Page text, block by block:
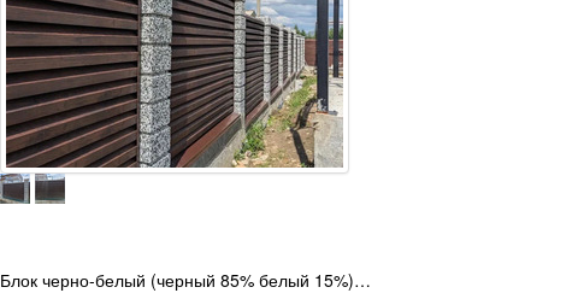
Блок черно-белый (черный 85% белый 15%)…